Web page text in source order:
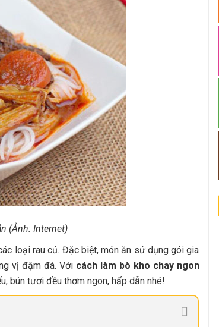
(Ảnh: Internet)
loại rau củ. Đặc biệt, món ăn sử dụng gói gia
vị đậm đà. Với cách làm bò kho chay ngon
bún tươi đều thơm ngon, hấp dẫn nhé!